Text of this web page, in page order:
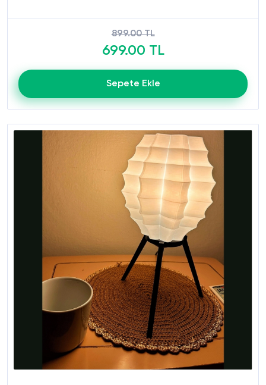
899.00 TL
699.00 TL
Sepete Ekle